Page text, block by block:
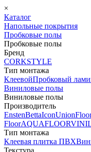
×
Каталог
Напольные покрытия
Пробковые полы
Пробковые полы
Бренд
CORKSTYLE
Тип монтажа
КлеевойПробковый
Виниловые полы
Виниловые полы
Производитель
EnstenBettaIconUnion
FloorAQUAFLOOR
Тип монтажа
Клеевая плитка ПВХ
Текстура